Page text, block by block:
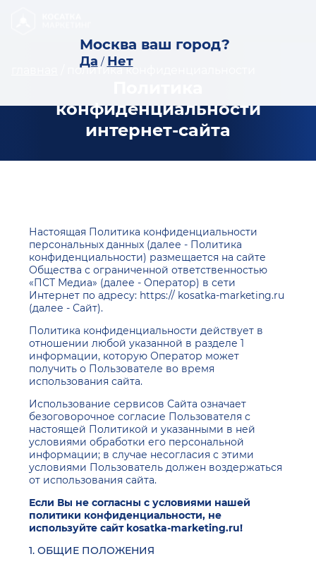
Москва ваш город?
Да / Нет
политика конфиденциальности
конфиденциальности
интернет-сайта
Настоящая Политика конфиденциальности
персональных данных (далее - Политика
конфиденциальности) размещается на сайте
Общества с ограниченной ответственностью
«ПСТ Медиа» (далее - Оператор) в сети
Интернет по адресу: https:// kosatka-marketing.ru
(далее - Сайт).
Политика конфиденциальности действует в
отношении любой указанной в разделе 1
информации, которую Оператор может
получить о Пользователе во время
использования сайта.
Использование сервисов Сайта означает
безоговорочное согласие Пользователя с
настоящей Политикой и указанными в ней
условиями обработки его персональной
информации; в случае несогласия с этими
условиями Пользователь должен воздержаться
от использования сайта.
Если Вы не согласны с условиями нашей
политики конфиденциальности, не
используйте сайт kosatka-marketing.ru!
1. ОБЩИЕ ПОЛОЖЕНИЯ